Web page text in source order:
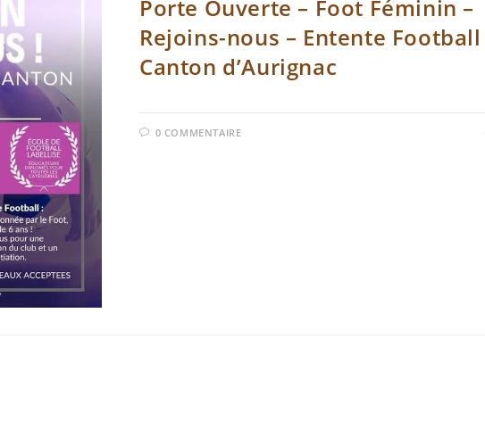
Porte Ouverte – Foot Féminin –
Rejoins-nous – Entente Football
Canton d’Aurignac
0 COMMENTAIRE